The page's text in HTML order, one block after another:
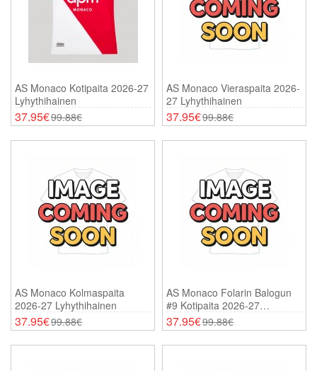
AS Monaco Kotipaita 2026-27
Lyhythihainen
37.95€99.88€
AS Monaco Vieraspaita 2026-
27 Lyhythihainen
37.95€99.88€
AS Monaco Kolmaspaita
2026-27 Lyhythihainen
37.95€99.88€
AS Monaco Folarin Balogun
#9 Kotipaita 2026-27
Lyhythihainen
37.95€99.88€